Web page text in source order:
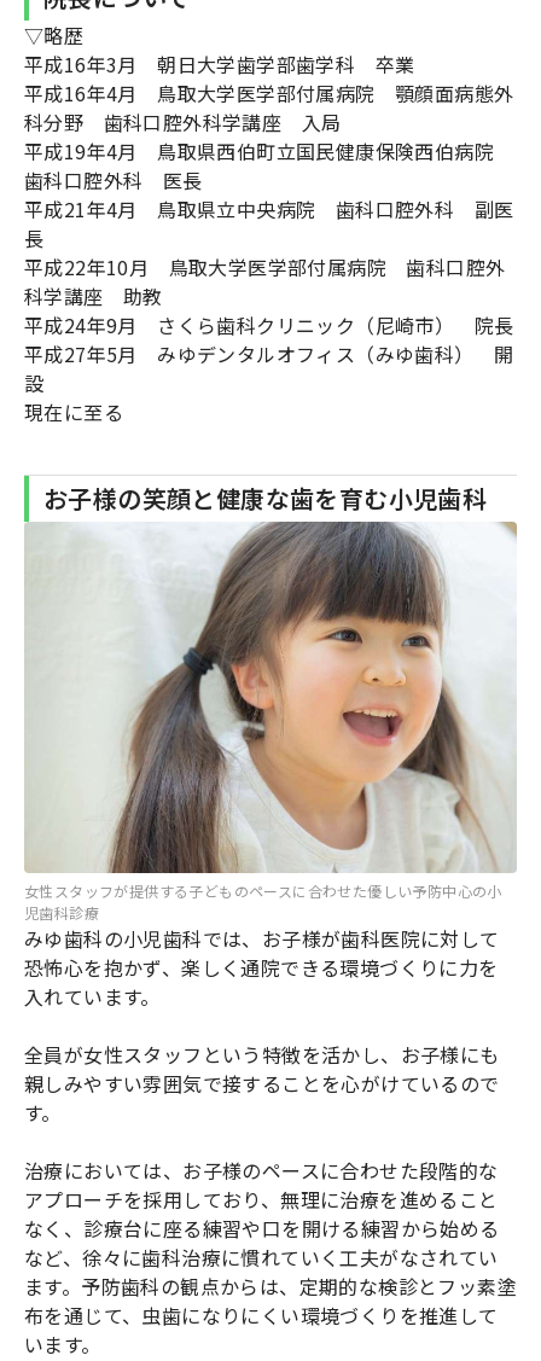
▽略歴
平成16年3月 朝日大学歯学部歯学科 卒業
平成16年4月 鳥取大学医学部付属病院 顎顔面病態外
科分野 歯科口腔外科学講座 入局
平成19年4月 鳥取県西伯町立国民健康保険西伯病院
歯科口腔外科 医長
平成21年4月 鳥取県立中央病院 歯科口腔外科 副医
長
平成22年10月 鳥取大学医学部付属病院 歯科口腔外
科学講座 助教
平成24年9月 さくら歯科クリニック（尼崎市） 院長
平成27年5月 みゆデンタルオフィス（みゆ歯科） 開
設
現在に至る
お子様の笑顔と健康な歯を育む小児歯科
女性スタッフが提供する子どものペースに合わせた優しい予防中心の小
児歯科診療
みゆ歯科の小児歯科では、お子様が歯科医院に対して
恐怖心を抱かず、楽しく通院できる環境づくりに力を
入れています。
全員が女性スタッフという特徴を活かし、お子様にも
親しみやすい雰囲気で接することを心がけているので
す。
治療においては、お子様のペースに合わせた段階的な
アプローチを採用しており、無理に治療を進めること
なく、診療台に座る練習や口を開ける練習から始める
など、徐々に歯科治療に慣れていく工夫がなされてい
ます。予防歯科の観点からは、定期的な検診とフッ素塗
布を通じて、虫歯になりにくい環境づくりを推進して
います。